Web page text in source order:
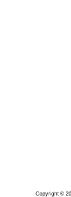
Copyright ©